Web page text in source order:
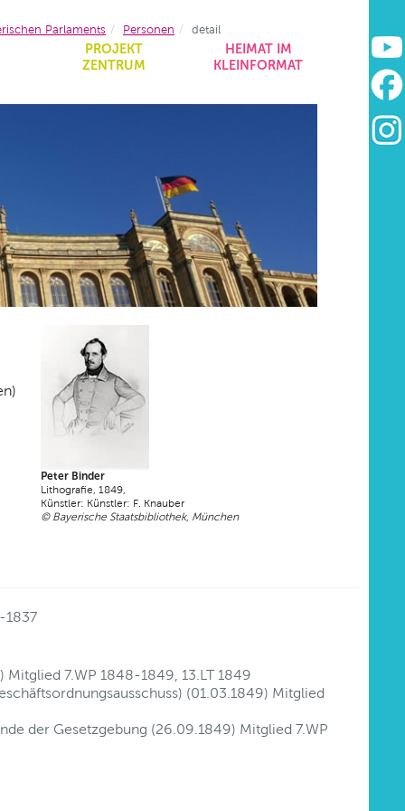
PROJEKT
ZENTRUM
HEIMAT IM
KLEINFORMAT
Parlaments Personen detail
Peter Binder
Lithografie, 1849,
Künstler: Künstler: F. Knauber
© Bayerische Staatsbibliothek, München
1837
Mitglied 7.WP 1848-1849, 13.LT 1849
(01.03.1849) Mitglied
der Gesetzgebung (26.09.1849) Mitglied 7.WP